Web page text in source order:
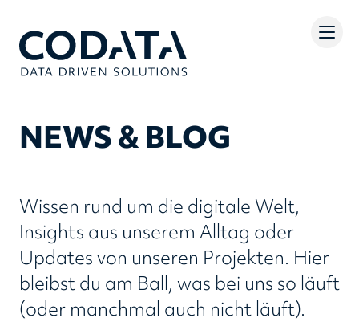
NEWS & BLOG
Wissen rund um die digitale Welt,
Insights aus unserem Alltag oder
Updates von unseren Projekten. Hier
bleibst du am Ball, was bei uns so läuft
(oder manchmal auch nicht läuft).